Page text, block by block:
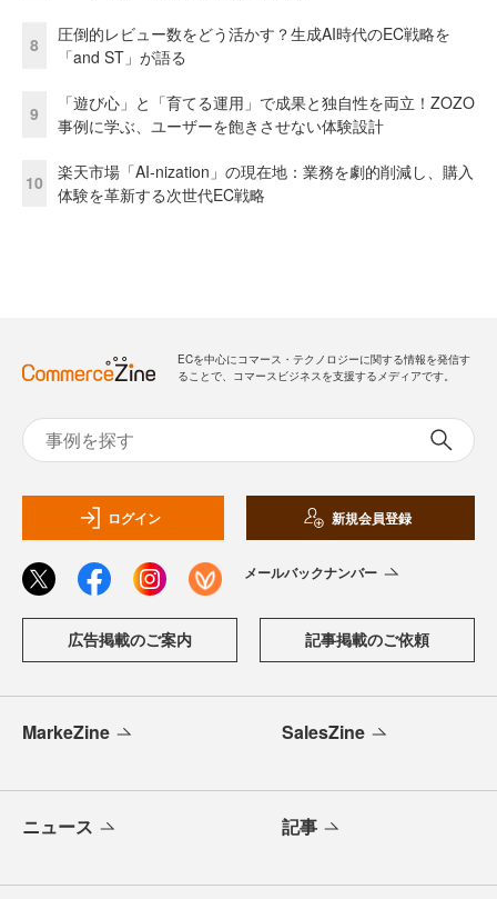
8
圧倒的レビュー数をどう活かす？生成AI時代のEC戦略を
「and ST」が語る
9
「遊び心」と「育てる運用」で成果と独自性を両立！ZOZO
事例に学ぶ、ユーザーを飽きさせない体験設計
10
楽天市場「AI-nization」の現在地：業務を劇的削減し、購入
体験を革新する次世代EC戦略
ECを中心にコマース・テクノロジーに関する情報を発信す
ることで、コマースビジネスを支援するメディアです。
ログイン 新規会員登録
メールバックナンバー
広告掲載のご案内 記事掲載のご依頼
MarkeZine SalesZine
ニュース 記事